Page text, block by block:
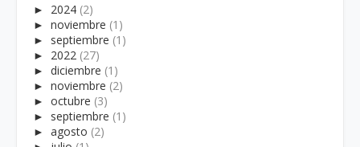
► 2024 (2)
► noviembre (1)
► septiembre (1)
► 2022 (27)
► diciembre (1)
► noviembre (2)
► octubre (3)
► septiembre (1)
► agosto (2)